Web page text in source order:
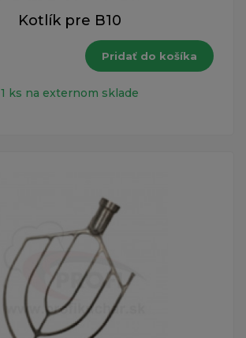
Kotlík pre B10
Pridať do košíka
1 ks na externom sklade